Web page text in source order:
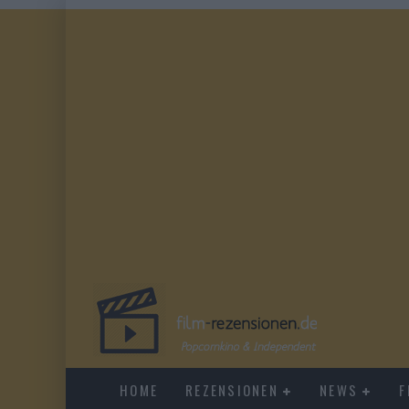
HOME REZENSIONEN NEWS